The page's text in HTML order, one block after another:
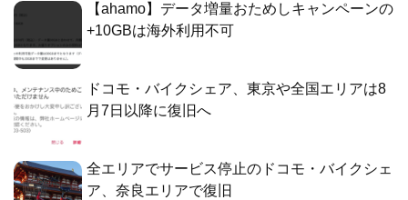
【ahamo】データ増量おためしキャンペーンの
+10GBは海外利用不可
ドコモ・バイクシェア、東京や全国エリアは8
月7日以降に復旧へ
全エリアでサービス停止のドコモ・バイクシェ
ア、奈良エリアで復旧